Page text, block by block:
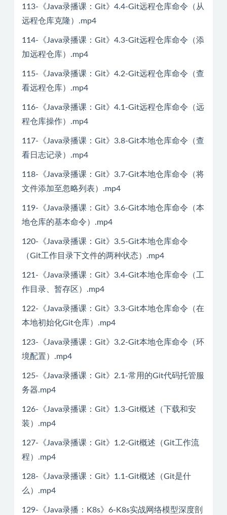
113-《Java录播课：Git》4.4-Git远程仓库命令（从
远程仓库克隆）.mp4
114-《Java录播课：Git》4.3-Git远程仓库命令（添
加远程仓库）.mp4
115-《Java录播课：Git》4.2-Git远程仓库命令（查
看远程仓库）.mp4
116-《Java录播课：Git》4.1-Git远程仓库命令（远
程仓库操作）.mp4
117-《Java录播课：Git》3.8-Git本地仓库命令（查
看日志记录）.mp4
118-《Java录播课：Git》3.7-Git本地仓库命令（将
文件添加至忽略列表）.mp4
119-《Java录播课：Git》3.6-Git本地仓库命令（本
地仓库的基本命令）.mp4
120-《Java录播课：Git》3.5-Git本地仓库命令
（Git工作目录下文件的两种状态）.mp4
121-《Java录播课：Git》3.4-Git本地仓库命令（工
作目录、暂存区）.mp4
122-《Java录播课：Git》3.3-Git本地仓库命令（在
本地初始化Git仓库）.mp4
123-《Java录播课：Git》3.2-Git本地仓库命令（环
境配置）.mp4
125-《Java录播课：Git》2.1-常用的Git代码托管服
务器.mp4
126-《Java录播课：Git》1.3-Git概述（下载和安
装）.mp4
127-《Java录播课：Git》1.2-Git概述（Git工作流
程）.mp4
128-《Java录播课：Git》1.1-Git概述（Git是什
么）.mp4
129-《Java录播：K8s》6-K8s实战网络模型深度剖